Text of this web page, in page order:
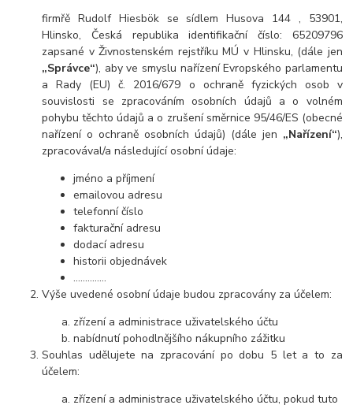
firmřě Rudolf Hiesbök se sídlem Husova 144 , 53901,
Hlinsko, Česká republika identifikační číslo: 65209796
zapsané v Živnostenském rejstříku MÚ v Hlinsku, (dále jen
„Správce“), aby ve smyslu nařízení Evropského parlamentu
a Rady (EU) č. 2016/679 o ochraně fyzických osob v
souvislosti se zpracováním osobních údajů a o volném
pohybu těchto údajů a o zrušení směrnice 95/46/ES (obecné
nařízení o ochraně osobních údajů) (dále jen „Nařízení“),
zpracovával/a následující osobní údaje:
jméno a příjmení
emailovou adresu
telefonní číslo
fakturační adresu
dodací adresu
historii objednávek
…………..
Výše uvedené osobní údaje budou zpracovány za účelem:
zřízení a administrace uživatelského účtu
nabídnutí pohodlnějšího nákupního zážitku
Souhlas udělujete na zpracování po dobu 5 let a to za
účelem:
zřízení a administrace uživatelského účtu, pokud tuto